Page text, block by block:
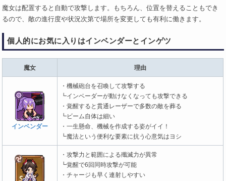
魔女は配置すると自動で攻撃します。もちろん、位置を替えることもでき
るので、敵の進行度や状況次第で場所を変更しても有利に働きます。
個人的にお気に入りはインベンダーとインゲツ
魔女 理由
インベンダー
・機械砲台を召喚して攻撃する
┗インベーダーが動けなくなっても攻撃できる
・覚醒すると貫通レーザーで多数の敵を葬る
┗ビーム自体は細い
・一生懸命、機械を作成する姿がイイ！
┗魔法という便利な要素に抗う心意気はヨシ
・攻撃力と範囲による殲滅力が異常
┗覚醒で6回同時攻撃が可能
・チャージも早く連射しやすい